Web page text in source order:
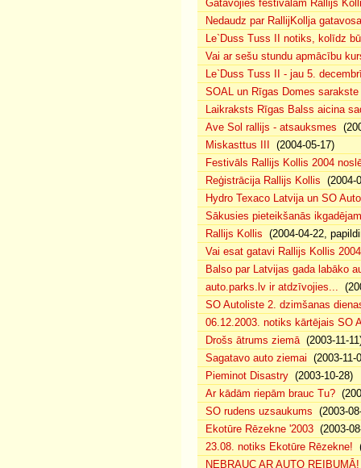
Gatavojies festivālam Rallijs
Nedaudz par RallijKollja
Le`Duss Tuss II notiks, kolīdz
Vai ar sešu stundu apmācību
Le`Duss Tuss II - jau 5.
SOAL un Rīgas Domes
Laikraksts Rīgas Balss aicina
Ave Sol rallijs - atsauksmes
Miskasttus III
(2004-05-17)
Festivāls Rallijs Kollis 2004
Reģistrācija Rallijs Kollis (2004-
Hydro Texaco Latvija un SO
Sākusies pieteikšanās
Rallijs Kollis (2004-04-22,
Vai esat gatavi Rallijs Kollis
Balso par Latvijas gada labāko
auto.parks.lv ir atdzīvojies...
SO Autoliste 2. dzimšanas
06.12.2003. notiks kārtējais SO
Drošs ātrums ziemā(2003-11-
Sagatavo auto ziemai (2003-11-
Pieminot Disastry (2003-10-28)
Ar kādām riepām brauc Tu?
SO rudens uzsaukums (2003-
Ekotūre Rēzekne '2003 (2003-
23.08. notiks Ekotūre Rēzekne!
NEBRAUC AR AUTO REIBUMĀ!